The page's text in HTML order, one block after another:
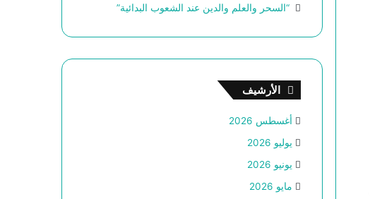
“السحر والعلم والدين عند الشعوب البدائية”
الأرشيف
أغسطس 2026
يوليو 2026
يونيو 2026
مايو 2026